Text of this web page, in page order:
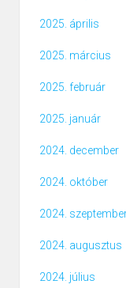
2025. április
2025. március
2025. február
2025. január
2024. december
2024. október
2024.
2024. augusztus
2024. július